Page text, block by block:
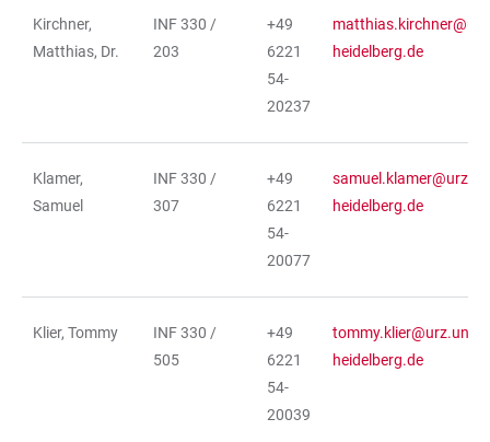
Kirchner,
Matthias, Dr.
INF 330 /
203
+49
6221
54-
20237
heidelberg.de
Klamer,
Samuel
INF 330 /
307
+49
6221
54-
20077
heidelberg.de
Klier, Tommy
INF 330 /
505
+49
6221
54-
20039
tommy.klier@urz.uni-
heidelberg.de